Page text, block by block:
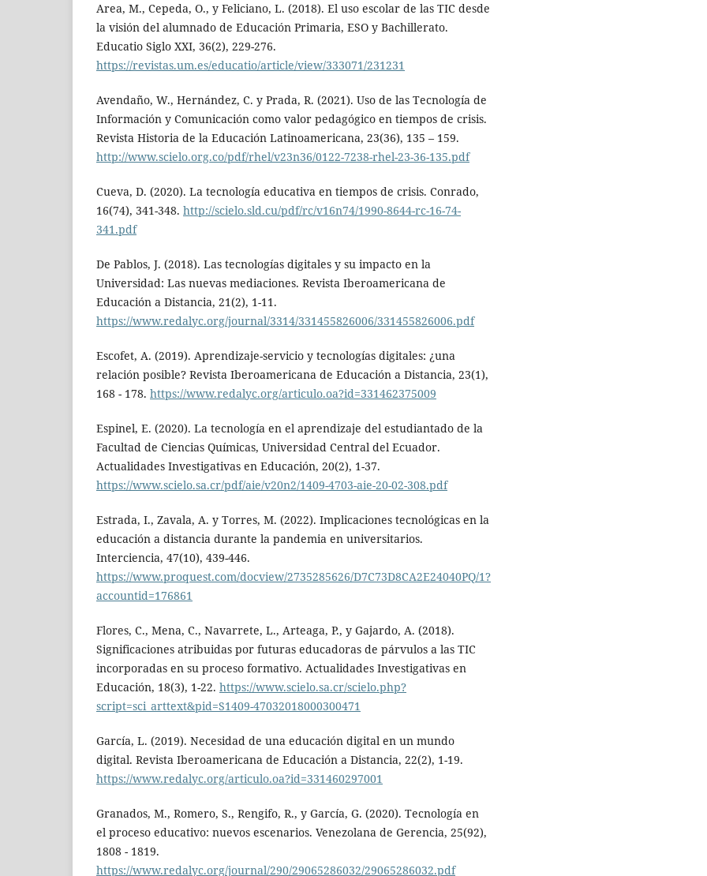
Area, M., Cepeda, O., y Feliciano, L. (2018). El uso escolar de las TIC desde
la visión del alumnado de Educación Primaria, ESO y Bachillerato.
Educatio Siglo XXI, 36(2), 229-276.
https://revistas.um.es/educatio/article/view/333071/231231
Avendaño, W., Hernández, C. y Prada, R. (2021). Uso de las Tecnología de
Información y Comunicación como valor pedagógico en tiempos de crisis.
Revista Historia de la Educación Latinoamericana, 23(36), 135 – 159.
http://www.scielo.org.co/pdf/rhel/v23n36/0122-7238-rhel-23-36-135.pdf
Cueva, D. (2020). La tecnología educativa en tiempos de crisis. Conrado,
16(74), 341-348. http://scielo.sld.cu/pdf/rc/v16n74/1990-8644-rc-16-74-
341.pdf
De Pablos, J. (2018). Las tecnologías digitales y su impacto en la
Universidad: Las nuevas mediaciones. Revista Iberoamericana de
Educación a Distancia, 21(2), 1-11.
https://www.redalyc.org/journal/3314/331455826006/331455826006.pdf
Escofet, A. (2019). Aprendizaje-servicio y tecnologías digitales: ¿una
relación posible? Revista Iberoamericana de Educación a Distancia, 23(1),
168 - 178. https://www.redalyc.org/articulo.oa?id=331462375009
Espinel, E. (2020). La tecnología en el aprendizaje del estudiantado de la
Facultad de Ciencias Químicas, Universidad Central del Ecuador.
Actualidades Investigativas en Educación, 20(2), 1-37.
https://www.scielo.sa.cr/pdf/aie/v20n2/1409-4703-aie-20-02-308.pdf
Estrada, I., Zavala, A. y Torres, M. (2022). Implicaciones tecnológicas en la
educación a distancia durante la pandemia en universitarios.
Interciencia, 47(10), 439-446.
https://www.proquest.com/docview/2735285626/D7C73D8CA2E24040PQ/1?
accountid=176861
Flores, C., Mena, C., Navarrete, L., Arteaga, P., y Gajardo, A. (2018).
Significaciones atribuidas por futuras educadoras de párvulos a las TIC
incorporadas en su proceso formativo. Actualidades Investigativas en
Educación, 18(3), 1-22. https://www.scielo.sa.cr/scielo.php?
script=sci_arttext&pid=S1409-47032018000300471
García, L. (2019). Necesidad de una educación digital en un mundo
digital. Revista Iberoamericana de Educación a Distancia, 22(2), 1-19.
https://www.redalyc.org/articulo.oa?id=331460297001
Granados, M., Romero, S., Rengifo, R., y García, G. (2020). Tecnología en
el proceso educativo: nuevos escenarios. Venezolana de Gerencia, 25(92),
1808 - 1819.
https://www.redalyc.org/journal/290/29065286032/29065286032.pdf